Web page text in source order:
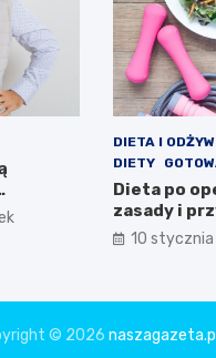
DIETA I
DIETY
Dieta po
zasady i
10
© 2026 naszagazeta.pl